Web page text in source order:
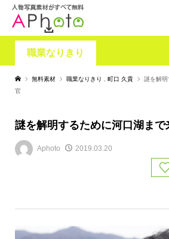
職業なりきり
無料素材 職業なりきり 町口 久貴
謎を解
官
謎を解明するために河口湖まで
Aphoto 2019.03.20